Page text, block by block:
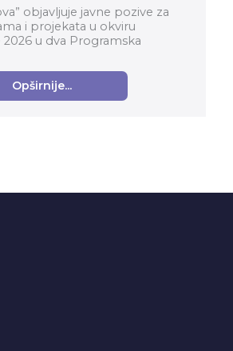
objavljuje javne pozive za
i projekata u okviru
u dva Programska
Opširnije...